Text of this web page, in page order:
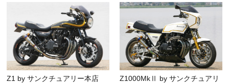
Z1 by サンクチュアリー本店
Z1000MkⅡ by サンクチュアリ